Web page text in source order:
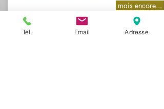
mais encore...
Tél. Email Adresse